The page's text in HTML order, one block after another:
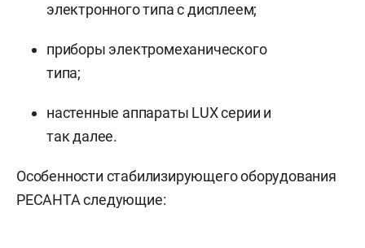
электронного типа с дисплеем;
приборы электромеханического
типа;
настенные аппараты LUX серии и
так далее.
Особенности стабилизирующего оборудования
РЕСАНТА следующие: